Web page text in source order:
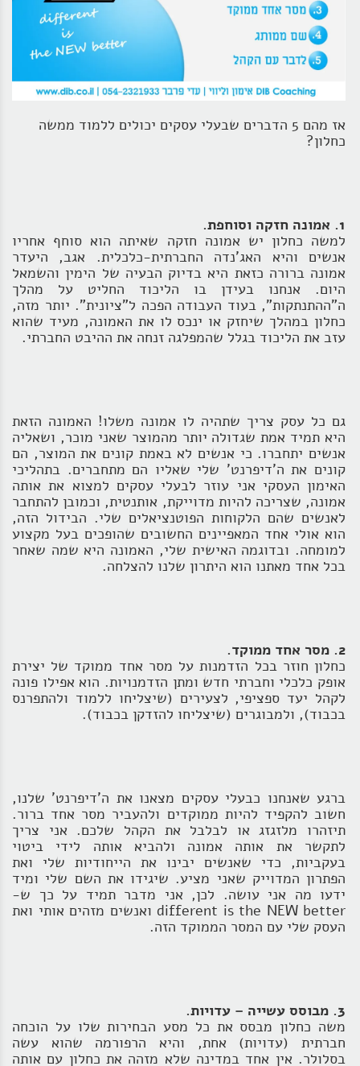
אז מהם 5 הדברים שבעלי עסקים יכולים ללמוד ממשה
כחלון?
1. אמונה חזקה וסוחפת.
למשה כחלון יש אמונה חזקה שאיתה הוא סוחף אחריו
אנשים והיא האג'נדה החברתית-כלכלית. אגב, היעדר
אמונה ברורה כזאת היא בדיוק הבעיה של הימין והשמאל
היום. אנחנו בעידן בו הליכוד החליט על מהלך
ה"ההתנתקות", בעוד העבודה הפכה ל"ציונית". יותר מזה,
כחלון במהלך שיחזק או ינכס לו את האמונה, מעיד שהוא
עזב את הליכוד בגלל שהמפלגה זנחה את ההיבט החברתי.
גם כל עסק צריך שתהיה לו אמונה משלו! האמונה הזאת
היא תמיד אמת שגדולה יותר מהמוצר שאני מוכר, ושאליה
אנשים יתחברו. כי אנשים לא באמת קונים את המוצר, הם
קונים את ה'דיפרנט' שלי שאליו הם מתחברים. בתהליכי
האימון העסקי אני עוזר לבעלי עסקים למצוא את אותה
אמונה, שצריכה להיות מדוייקת, אותנטית, וכמובן להתחבר
לאנשים שהם הלקוחות הפוטנציאלים שלי. הבידול הזה,
הוא אולי אחד המאפיינים החשובים שהופכים בעל מקצוע
למומחה. ובדוגמה האישית שלי, האמונה היא שמה שאחר
בכל אחד מאתנו הוא היתרון שלנו להצלחה.
2. מסר אחד ממוקד.
כחלון חוזר בכל הזדמנות על מסר אחד ממוקד של יצירת
אופק כלכלי וחברתי חדש ומתן הזדמנויות. הוא אפילו פונה
לקהל יעד ספציפי, לצעירים (שיצליחו ללמוד ולהתפרנס
בכבוד), ולמבוגרים (שיצליחו להזדקן בכבוד).
ברגע שאנחנו כבעלי עסקים מצאנו את ה'דיפרנט' שלנו,
חשוב להקפיד להיות ממוקדים ולהעביר מסר אחד ברור.
תיזהרו מלזגזג או לבלבל את הקהל שלכם. אני צריך
לתקשר את אותה אמונה ולהביא אותה לידי ביטוי
בעקביות, כדי שאנשים יבינו את הייחודיות שלי ואת
הפתרון המדוייק שאני מציע. שיגידו את השם שלי ומיד
ידעו מה אני עושה. לכן, אני מדבר תמיד על כך ש-
different is the NEW better ואנשים מזהים אותי ואת
העסק שלי עם המסר הממוקד הזה.
3. מבוסס עשייה – עדויות.
משה כחלון מבסס את כל מסע הבחירות שלו על הוכחה
חברתית (עדויות) אחת, והיא הרפורמה שהוא עשה
בסלולר. אין אחד במדינה שלא מזהה את כחלון עם אותה